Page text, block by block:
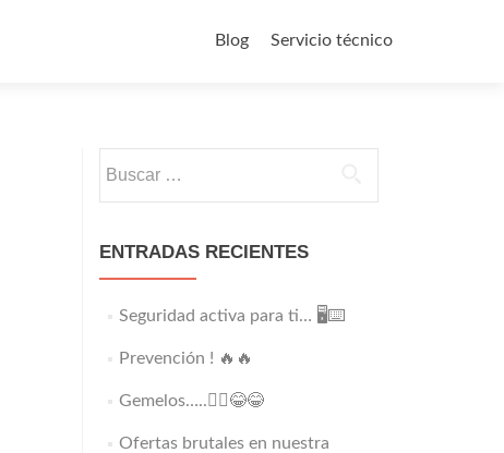
al
Blog Servicio técnico
ENTRADAS RECIENTES
Seguridad activa para ti… 🖥️⌨️
Prevención ! 🔥🔥
Gemelos…..👯‍♂️😂😂
Ofertas brutales en nuestra